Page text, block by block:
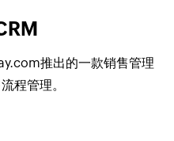
推出的一款销售管理
程管理。